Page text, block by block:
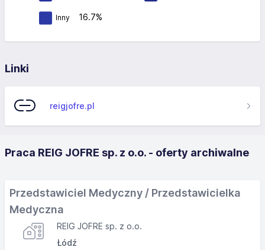
Inny 16.7%
Linki
reigjofre.pl
Praca REIG JOFRE sp. z o.o. - oferty archiwalne
Przedstawiciel Medyczny / Przedstawicielka
Medyczna
REIG JOFRE sp. z o.o.
Łódź